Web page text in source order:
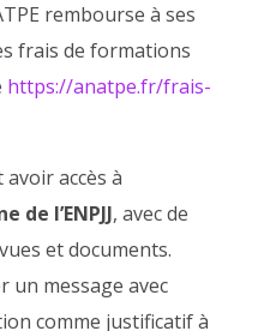
rembourse à ses
frais de formations
https://anatpe.fr/frais-
accès à
l’ENPJJ, avec de
et documents.
un message avec
comme justificatif à